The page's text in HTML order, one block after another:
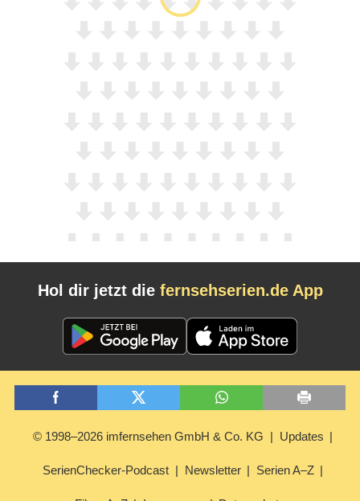
Hol dir jetzt die fernsehserien.de App
© 1998–2026 imfernsehen GmbH & Co. KG Updates
SerienChecker-Podcast Newsletter Serien A–Z